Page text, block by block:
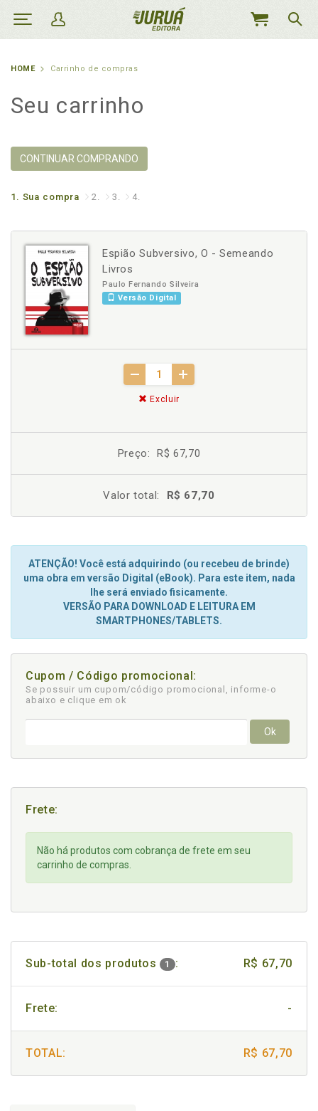
MEU
HOME Carrinho de compras
Seu carrinho
CONTINUAR COMPRANDO
1. Sua compra 2. 3. 4.
Espião Subversivo, O - Semeando
Livros
Paulo Fernando Silveira
Versão Digital
Excluir
Preço: R$ 67,70
Valor total: R$ 67,70
ATENÇÃO! Você está adquirindo (ou recebeu de brinde)
uma obra em versão Digital (eBook). Para este item, nada
lhe será enviado fisicamente.
VERSÃO PARA DOWNLOAD E LEITURA EM
SMARTPHONES/TABLETS.
Cupom / Código promocional:
Se possuir um cupom/código promocional, informe-o
abaixo e clique em ok
Ok
Frete:
Não há produtos com cobrança de frete em seu
carrinho de compras.
Sub-total dos produtos 1 : R$ 67,70
Frete: -
TOTAL: R$ 67,70